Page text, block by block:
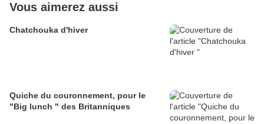
Vous aimerez aussi
Chatchouka d'hiver
Quiche du couronnement, pour le
"Big lunch " des Britanniques